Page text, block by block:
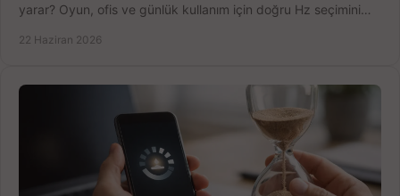
yarar? Oyun, ofis ve günlük kullanım için doğru Hz seçimini
22 Haziran 2026